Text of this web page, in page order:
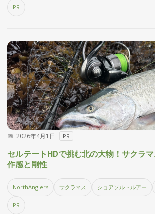
PR
2026年4月1日 PR
セルテートHDで挑む北の大物！サクラ
作感と剛性
NorthAnglers サクラマス ショアソルトルアー
PR